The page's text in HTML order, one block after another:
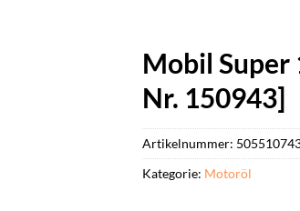
Mobil Super
Nr. 150943]
Artikelnummer:
Kategorie: Motoröl